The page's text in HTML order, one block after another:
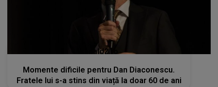
kanald2.ro
Momente dificile pentru Dan Diaconescu.
Fratele lui s-a stins din viață la doar 60 de ani